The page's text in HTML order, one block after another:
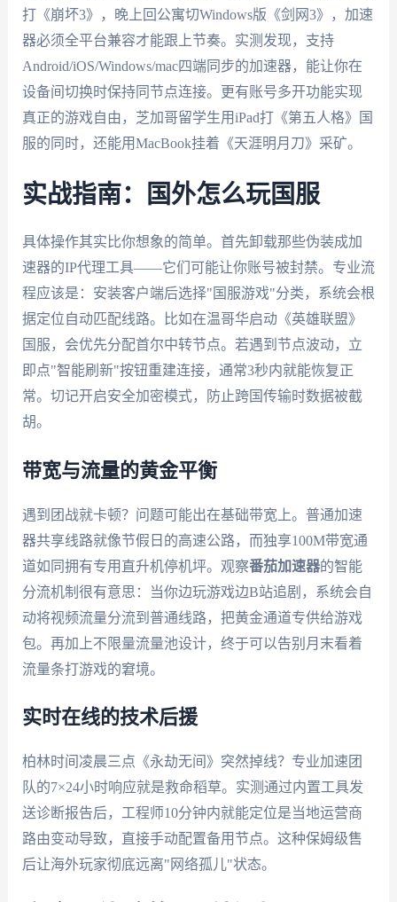
打《崩坏3》，晚上回公寓切Windows版《剑网3》，加速
器必须全平台兼容才能跟上节奏。实测发现，支持
Android/iOS/Windows/mac四端同步的加速器，能让你在
设备间切换时保持同节点连接。更有账号多开功能实现
真正的游戏自由，芝加哥留学生用iPad打《第五人格》国
服的同时，还能用MacBook挂着《天涯明月刀》采矿。
实战指南：国外怎么玩国服
具体操作其实比你想象的简单。首先卸载那些伪装成加
速器的IP代理工具——它们可能让你账号被封禁。专业流
程应该是：安装客户端后选择"国服游戏"分类，系统会根
据定位自动匹配线路。比如在温哥华启动《英雄联盟》
国服，会优先分配首尔中转节点。若遇到节点波动，立
即点"智能刷新"按钮重建连接，通常3秒内就能恢复正
常。切记开启安全加密模式，防止跨国传输时数据被截
胡。
带宽与流量的黄金平衡
遇到团战就卡顿？问题可能出在基础带宽上。普通加速
器共享线路就像节假日的高速公路，而独享100M带宽通
道如同拥有专用直升机停机坪。观察番茄加速器的智能
分流机制很有意思：当你边玩游戏边B站追剧，系统会自
动将视频流量分流到普通线路，把黄金通道专供给游戏
包。再加上不限量流量池设计，终于可以告别月末看着
流量条打游戏的窘境。
实时在线的技术后援
柏林时间凌晨三点《永劫无间》突然掉线？专业加速团
队的7×24小时响应就是救命稻草。实测通过内置工具发
送诊断报告后，工程师10分钟内就能定位是当地运营商
路由变动导致，直接手动配置备用节点。这种保姆级售
后让海外玩家彻底远离"网络孤儿"状态。